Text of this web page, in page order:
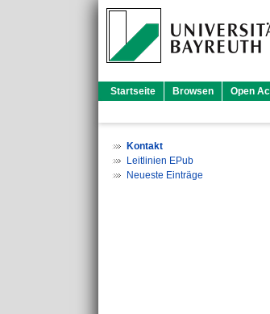
Startseite Browsen Open
Kontakt
Leitlinien EPub
Neueste Einträge